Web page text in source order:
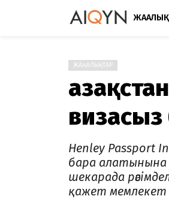
ЖАҢАЛЫҚТАР
визасыз
Henley Passport
бара алатынына
шекарада
қажет мемлекет